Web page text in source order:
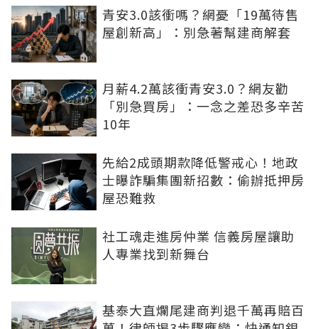
青安3.0該衝嗎？網憂「19萬待售
屋創新高」：別急著幫建商解套
月薪4.2萬該衝青安3.0？網友勸
「別急買房」：一念之差恐多辛苦
10年
先給2成頭期款降低警戒心！地政
士曝詐騙集團新招數：偷辦抵押房
屋恐難救
社工魂走進房仲業 信義房屋讓助
人專業找到新舞台
基泰大直爛尾建商判退千萬再賠百